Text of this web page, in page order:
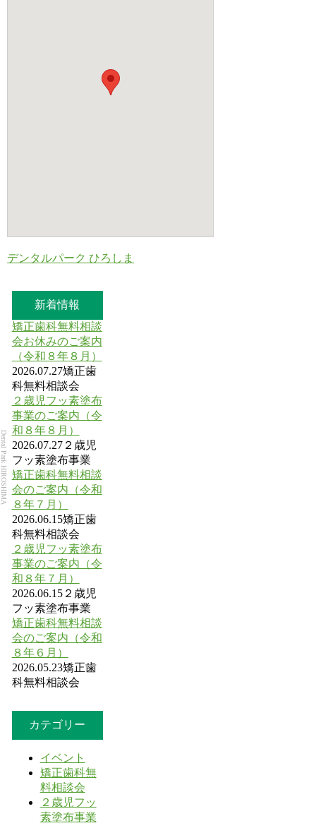
Dental Park HIROSHIMA
デンタルパーク ひろしま
新着情報
矯正歯科無料相談
会お休みのご案内
（令和８年８月）
2026.07.27矯正歯
科無料相談会
２歳児フッ素塗布
事業のご案内（令
和８年８月）
2026.07.27２歳児
フッ素塗布事業
矯正歯科無料相談
会のご案内（令和
８年７月）
2026.06.15矯正歯
科無料相談会
２歳児フッ素塗布
事業のご案内（令
和８年７月）
2026.06.15２歳児
フッ素塗布事業
矯正歯科無料相談
会のご案内（令和
８年６月）
2026.05.23矯正歯
科無料相談会
カテゴリー
イベント
矯正歯科無
料相談会
２歳児フッ
素塗布事業